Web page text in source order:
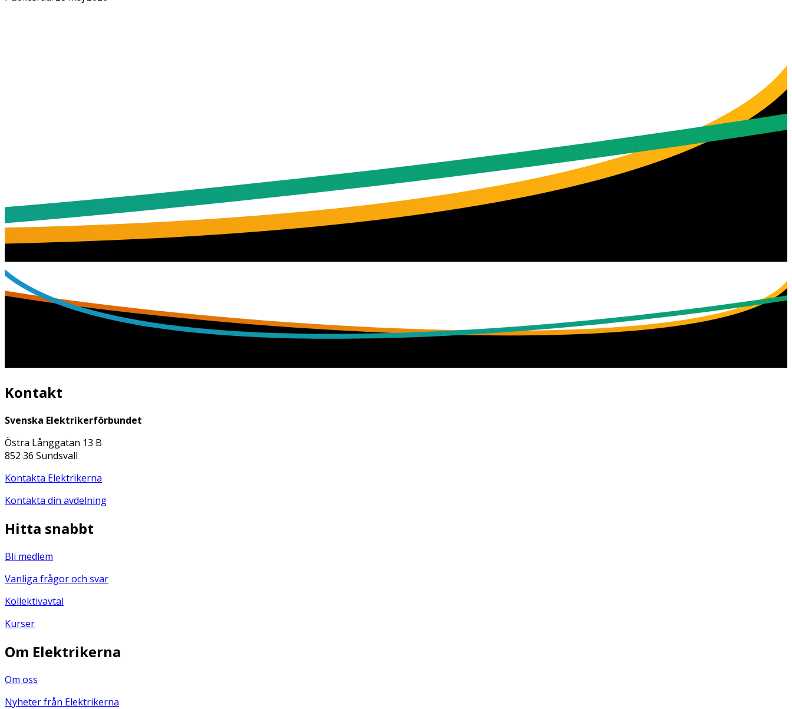
Kontakt
Svenska Elektrikerförbundet
Östra Långgatan 13 B
852 36 Sundsvall
Kontakta Elektrikerna
Kontakta din avdelning
Hitta snabbt
Bli medlem
Vanliga frågor och svar
Kollektivavtal
Kurser
Om Elektrikerna
Om oss
Nyheter från Elektrikerna